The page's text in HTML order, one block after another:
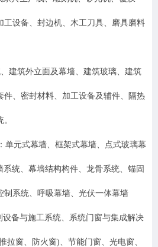
工设备、封边机、木工刀具、磨具磨料
建筑外立面及幕墙、建筑玻璃、建筑
件、密封材料、加工设备及辅件、隔热
单元式幕墙、框架式幕墙、点式玻璃幕
系统、幕墙结构构件、龙骨系统、锚固
制系统、呼吸幕墙、光伏一体幕墙
备与施工系统、 系统门窗与集成解决
拉窗、防火窗)、 节能门窗、光电窗、